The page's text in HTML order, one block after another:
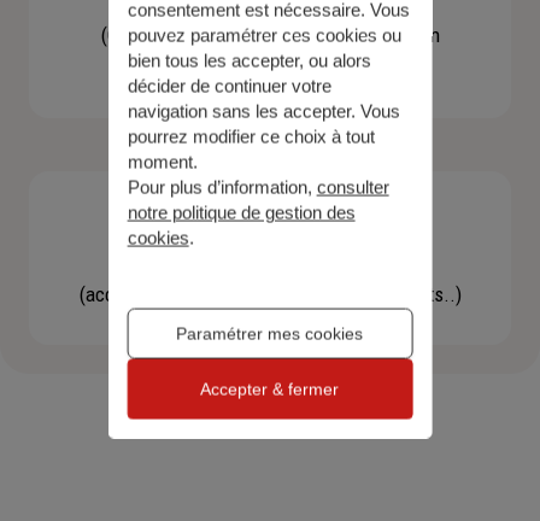
(Obtenir un devis, une information, faire un
bilan...)
(accéder à l'espace client, gérer mes contrats..)
consentement est nécessaire. Vous
pouvez paramétrer ces cookies ou
bien tous les accepter, ou alors
décider de continuer votre
navigation sans les accepter. Vous
pourrez modifier ce choix à tout
moment.
Pour plus d’information, consulter
notre politique de gestion des
cookies.
Paramétrer mes cookies
Accepter & fermer